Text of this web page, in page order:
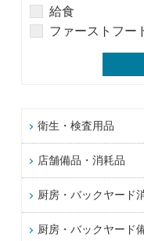
給食
ファーストフー
衛生・検査用品
店舗備品・消耗品
厨房・バックヤード
厨房・バックヤード